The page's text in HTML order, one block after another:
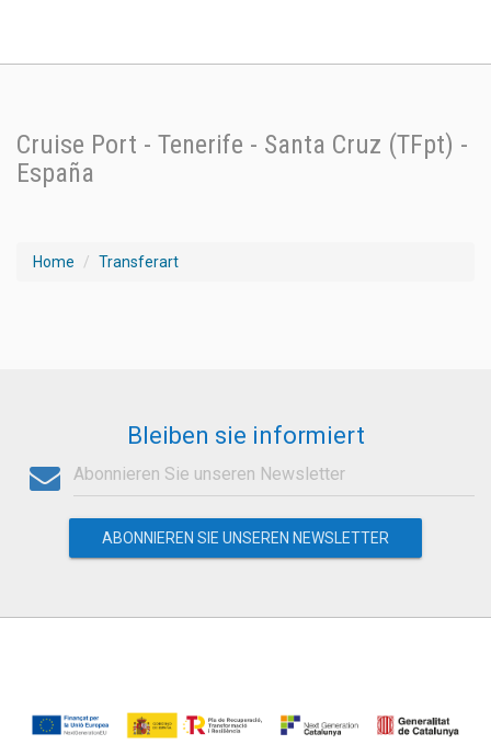
Cruise Port - Tenerife - Santa Cruz (TFpt) -
España
Home Transferart
Bleiben sie informiert
ABONNIEREN SIE UNSEREN NEWSLETTER